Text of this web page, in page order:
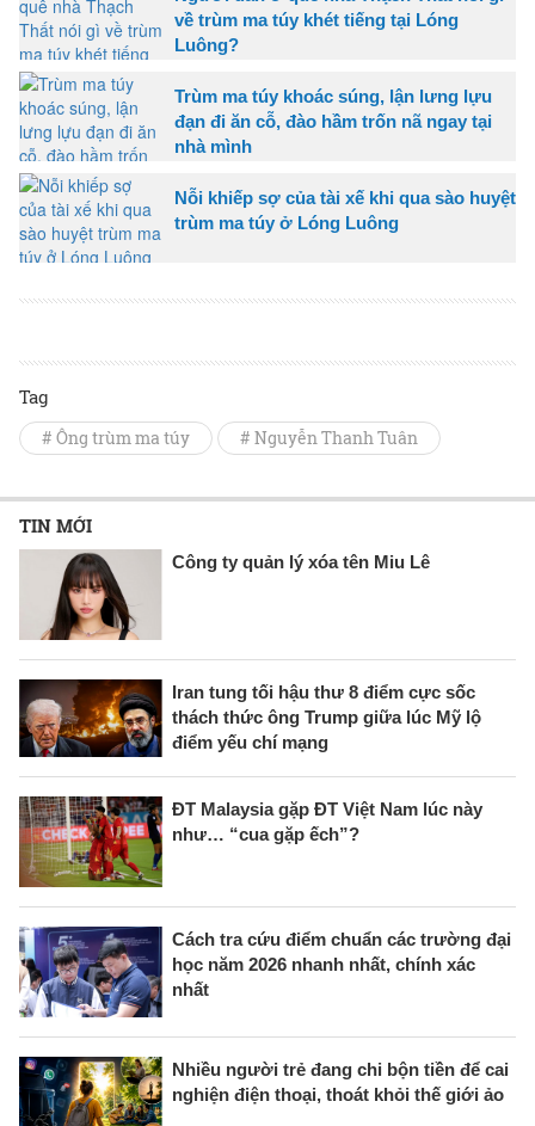
về trùm ma túy khét tiếng tại Lóng
Luông?
Trùm ma túy khoác súng, lận lưng lựu
đạn đi ăn cỗ, đào hầm trốn nã ngay tại
nhà mình
Nỗi khiếp sợ của tài xế khi qua sào huyệt
trùm ma túy ở Lóng Luông
Tag
# Ông trùm ma túy # Nguyễn Thanh Tuân
TIN MỚI
Công ty quản lý xóa tên Miu Lê
Iran tung tối hậu thư 8 điểm cực sốc
thách thức ông Trump giữa lúc Mỹ lộ
điểm yếu chí mạng
ĐT Malaysia gặp ĐT Việt Nam lúc này
như… “cua gặp ếch”?
Cách tra cứu điểm chuẩn các trường đại
học năm 2026 nhanh nhất, chính xác
nhất
Nhiều người trẻ đang chi bộn tiền để cai
nghiện điện thoại, thoát khỏi thế giới ảo